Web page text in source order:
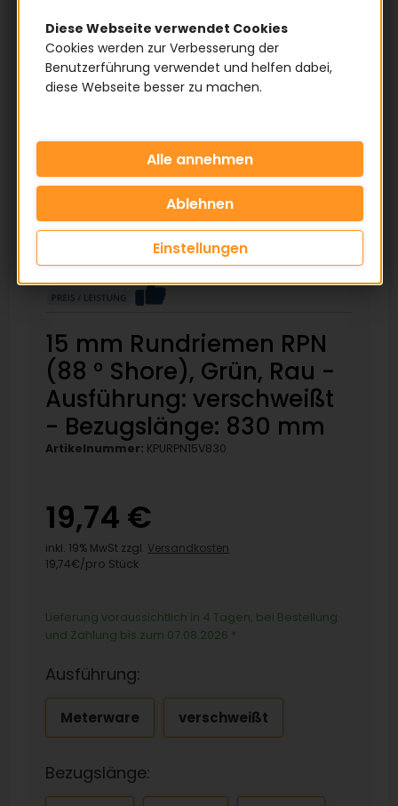
15 mm Rundriemen RPN
(88 ° Shore), Grün, Rau -
Ausführung: verschweißt
- Bezugslänge: 830 mm
Artikelnummer: KPURPN15V830
19,74 €
inkl. 19% MwSt zzgl. Versandkosten
19,74€/pro Stück
Lieferung voraussichtlich in 4 Tagen, bei Bestellung
und Zahlung bis zum 07.08.2026 *
Ausführung:
Meterware verschweißt
Bezugslänge:
Diese Webseite verwendet Cookies
Cookies werden zur Verbesserung der
Benutzerführung verwendet und helfen dabei,
diese Webseite besser zu machen.
Einstellungen